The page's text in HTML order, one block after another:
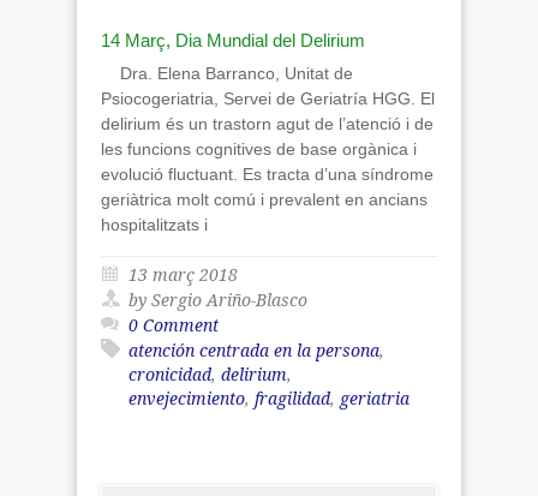
14 Març, Dia Mundial del Delirium
Dra. Elena Barranco, Unitat de
Psiocogeriatria, Servei de Geriatría HGG. El
delirium és un trastorn agut de l’atenció i de
les funcions cognitives de base orgànica i
evolució fluctuant. Es tracta d’una síndrome
geriàtrica molt comú i prevalent en ancians
hospitalitzats i
13 març 2018
by Sergio Ariño-Blasco
0 Comment
atención centrada en la persona,
cronicidad, delirium,
envejecimiento, fragilidad, geriatria